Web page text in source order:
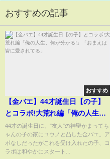
おすすめの記事
おすすめ
【金バエ】44才誕生日【の子】
とコラボ!大荒れ編「俺の人生、
何が分かる!」「おまえは皆に愛
されてる」
44才の誕生日に、"友人"の神聖かまってち
ゃんの子の家にユウノと凸した金バエ。ア
ポなしだったがこれを受け入れたの子、コ
ラボは和やかにスタート...